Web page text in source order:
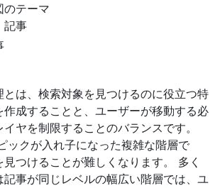
のテーマ
記事
とは、検索対象を見つけるのに役立つ特
作成することと、ユーザーが移動する必
ヤを制限することのバランスです。
ックが入れ子になった複雑な階層で
つけることが難しくなります。 多く
事が同じレベルの幅広い階層では、ユ